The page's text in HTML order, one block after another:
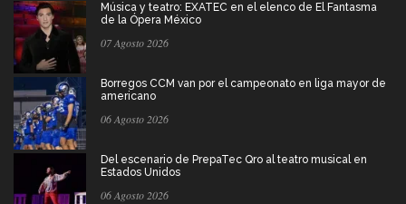
Música y teatro: EXATEC en el elenco de El Fantasma
de la Ópera México
07 Agosto 2026
Borregos CCM van por el campeonato en liga mayor de
americano
06 Agosto 2026
Del escenario de PrepaTec Qro al teatro musical en
Estados Unidos
06 Agosto 2026